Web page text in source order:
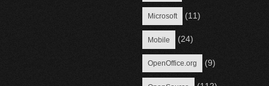
Microsoft (11)
Mobile (24)
OpenOffice.org (9)